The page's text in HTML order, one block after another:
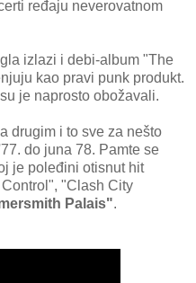
ređaju neverovatnom
izlazi i debi-album "The
kao pravi punk produkt.
je naprosto obožavali.
drugim i to sve za nešto
do juna 78. Pamte se
je poleđini otisnut hit
"Clash City
Palais".